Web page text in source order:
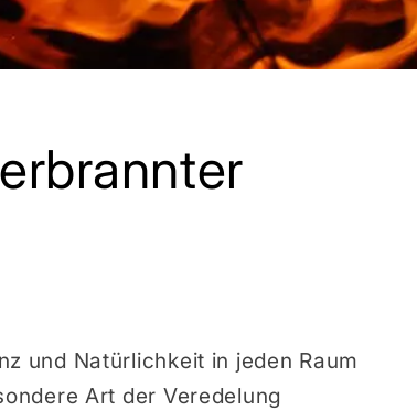
und Natürlichkeit in jeden Raum
Art der Veredelung